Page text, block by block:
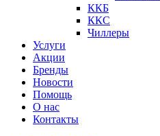
ККБ
ККС
Чиллеры
Услуги
Акции
Бренды
Новости
Помощь
О нас
Контакты